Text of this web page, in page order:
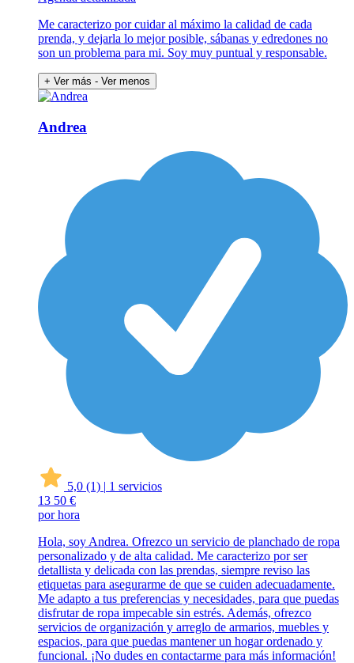
Me caracterizo por cuidar al máximo la calidad de cada
prenda, y dejarla lo mejor posible, sábanas y edredones no
son un problema para mi. Soy muy puntual y responsable.
+ Ver más - Ver menos
Andrea
5,0 (1) | 1 servicios
13 50 €
por hora
Hola, soy Andrea. Ofrezco un servicio de planchado de ropa
personalizado y de alta calidad. Me caracterizo por ser
detallista y delicada con las prendas, siempre reviso las
etiquetas para asegurarme de que se cuiden adecuadamente.
Me adapto a tus preferencias y necesidades, para que puedas
disfrutar de ropa impecable sin estrés. Además, ofrezco
servicios de organización y arreglo de armarios, muebles y
espacios, para que puedas mantener un hogar ordenado y
funcional. ¡No dudes en contactarme para más información!